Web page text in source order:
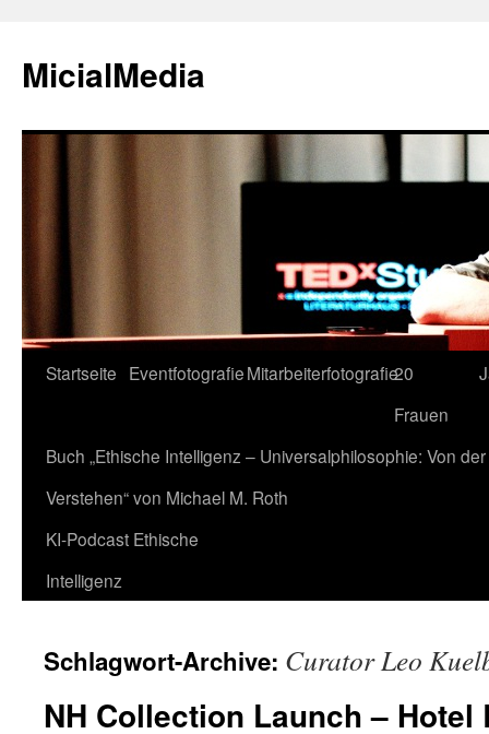
MicialMedia
Zum
springen
Startseite EventfotografieMitarbeiterfotografie20
Frauen
Buch „Ethische Intelligenz – Universalphilosophie: Von
Verstehen“ von Michael M. Roth
KI-Podcast Ethische
Intelligenz
Schlagwort-Archive: Curator Leo
NH Collection Launch – Hotel